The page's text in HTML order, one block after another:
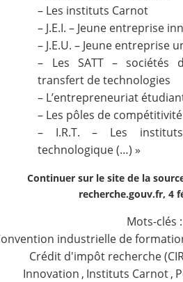
– Les instituts Carnot
– J.E.I. – Jeune entreprise
– J.E.U. – Jeune entreprise
– Les SATT – sociétés
transfert de technologies
– L’entrepreneuriat
– Les pôles de compétitivité
– I.R.T. – Les
technologique(…) »
Continuer sur le site de la
recherche.gouv.fr, 4
Mots-clés :
industrielle de
Crédit d'impôt recherche
Innovation , Instituts Carnot,